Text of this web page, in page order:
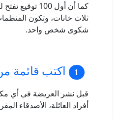
كما أن أول
ثلاث خانات، وتكون
شكوى شخص واحد.
اكتب قائمة من 20 اسمًا قبل أن تشارك
أفراد العائلة، الأصدقاء